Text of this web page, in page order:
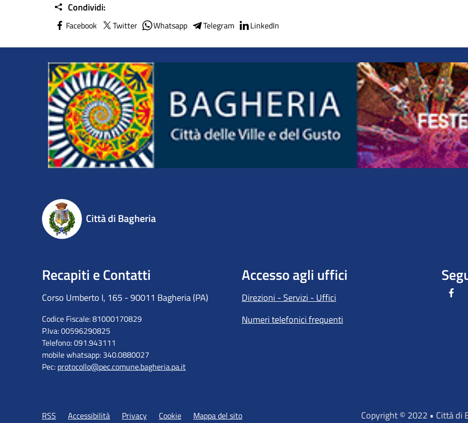
Condividi:
Facebook Twitter Whatsapp Telegram LinkedIn
Città di Bagheria
Recapiti e Contatti
Corso Umberto I, 165 - 90011 Bagheria (PA)
Codice Fiscale: 81000170829
P.Iva: 00596290825
Telefono: 091.943111
mobile whatsapp: 340.0880027
Pec: protocollo@pec.comune.bagheria.pa.it
Accesso agli uffici
Direzioni - Servizi - Uffici
Numeri telefonici frequenti
RSS Accessibilità Privacy Cookie Mappa del sito Copyright © 2022 • Città di